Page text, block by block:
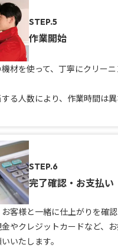
STEP.5
作業開始
材を使って、丁寧にクリー
する人数により、作業時間は
STEP.6
完了確認・お支払い
客様と一緒に仕上がりを確認
やクレジットカードなど、
いたします。